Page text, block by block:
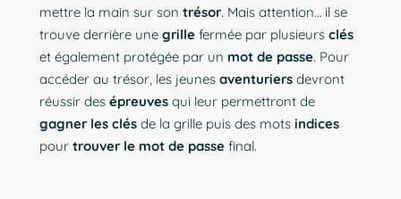
mettre la main sur son trésor. Mais attention… il se
trouve derrière une grillefermée par plusieurs clés
et également protégée par un mot de passe. Pour
accéder au trésor, les jeunes aventuriersdevront
réussir des épreuvesqui leur permettront de
gagner les clésde la grille puis des mots indices
pour trouver le mot de passefinal.